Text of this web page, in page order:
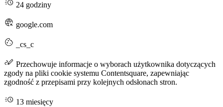
24 godziny
google.com
_cs_c
Przechowuje informacje o wyborach użytkownika dotyczących
zgody na pliki cookie systemu Contentsquare, zapewniając
zgodność z przepisami przy kolejnych odsłonach stron.
13 miesięcy